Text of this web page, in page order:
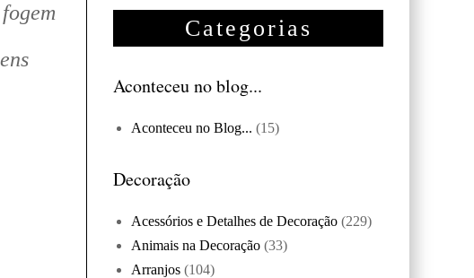
Categorias
Aconteceu no blog...
Aconteceu no Blog... (15)
Decoração
Acessórios e Detalhes de Decoração (229)
Animais na Decoração (33)
Arranjos (104)